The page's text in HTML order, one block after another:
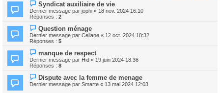
Syndicat auxiliaire de vie
Dernier message par jophi « 18 nov. 2024 16:10
Réponses : 2
Question ménage
Dernier message par Celiane « 12 oct. 2024 18:32
Réponses : 5
manque de respect
Dernier message par Hid « 19 juin 2024 18:36
Réponses : 8
Dispute avec la femme de menage
Dernier message par Smarte « 13 mai 2024 12:03